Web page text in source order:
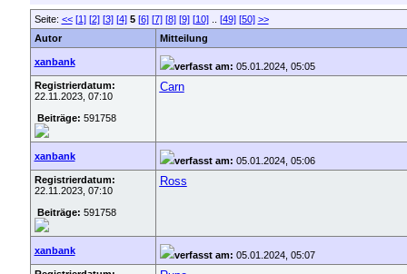
Seite: << [1] [2] [3] [4] 5 [6] [7] [8] [9] [10].. [49] [50] >>
Autor
Mitteilung
xanbank verfasst am: 05.01.2024, 05:05
Registrierdatum:
22.11.2023, 07:10
Beiträge: 591758
Carn
xanbank verfasst am: 05.01.2024, 05:06
Registrierdatum:
22.11.2023, 07:10
Beiträge: 591758
Ross
xanbank verfasst am: 05.01.2024, 05:07